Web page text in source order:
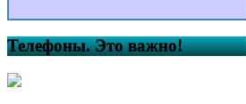
Телефоны. Это важно!